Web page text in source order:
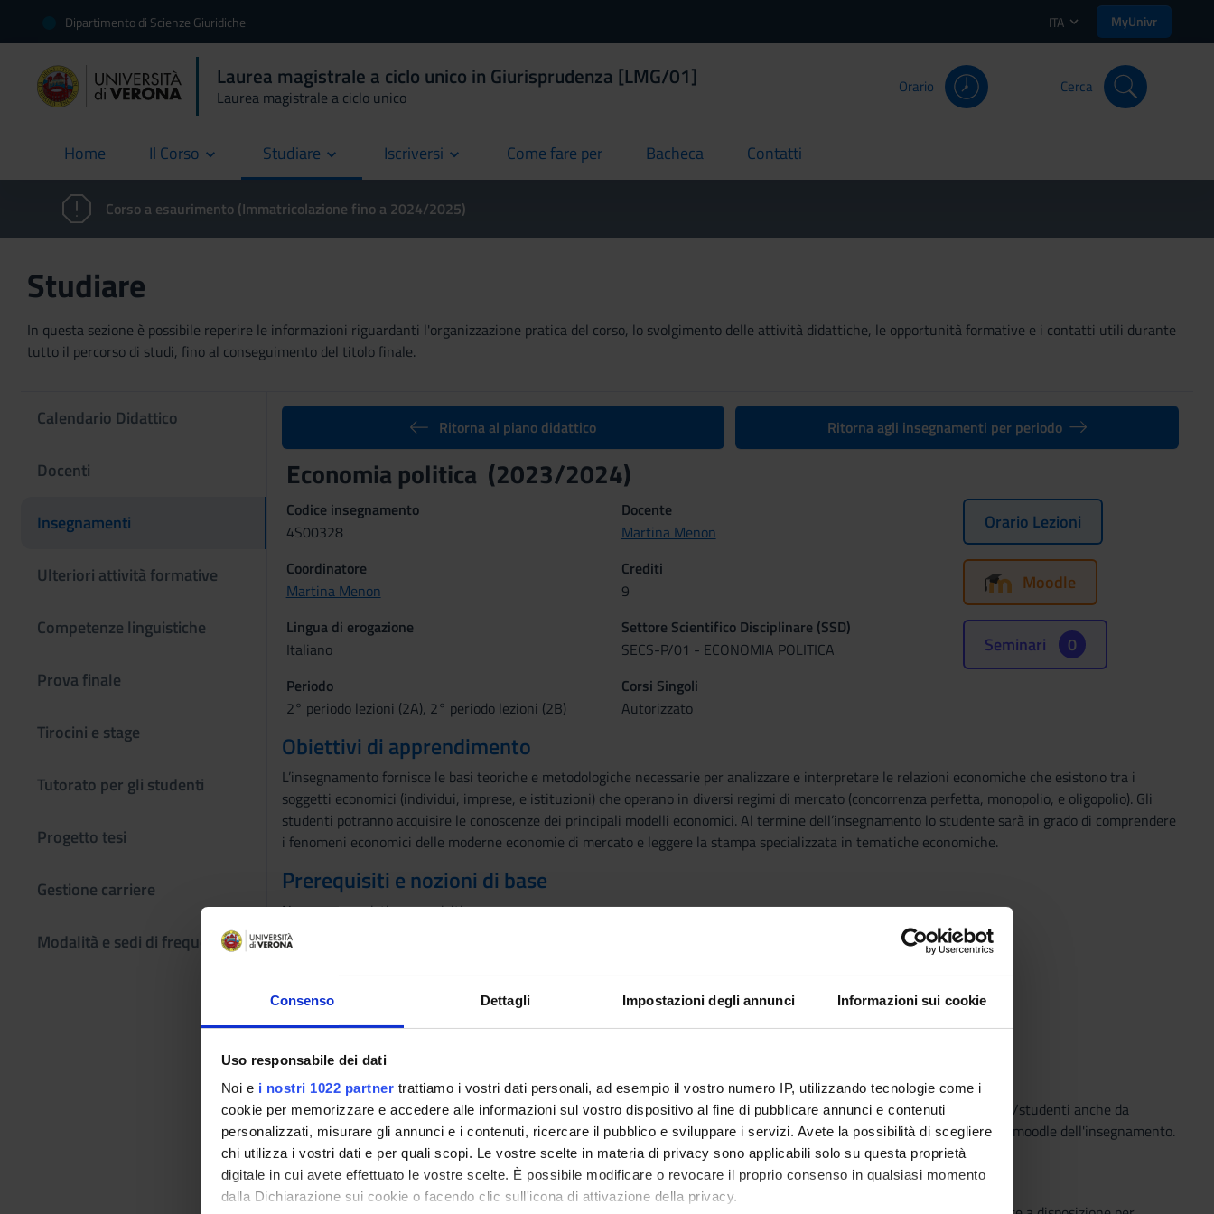
Consenso Dettagli Impostazioni degli annunci Informazioni sui cookie
Uso responsabile dei dati
Noi e i nostri 1022 partner trattiamo i vostri dati personali, ad esempio il vostro numero IP, utilizzando tecnologie come i
cookie per memorizzare e accedere alle informazioni sul vostro dispositivo al fine di pubblicare annunci e contenuti
personalizzati, misurare gli annunci e i contenuti, ricercare il pubblico e sviluppare i servizi. Avete la possibilità di scegliere
chi utilizza i vostri dati e per quali scopi. Le vostre scelte in materia di privacy sono applicabili solo su questa proprietà
digitale in cui avete effettuato le vostre scelte. È possibile modificare o revocare il proprio consenso in qualsiasi momento
dalla Dichiarazione sui cookie o facendo clic sull'icona di attivazione della privacy.
Dipartimento di Scienze Giuridiche ITA MyUnivr
Laurea magistrale a ciclo unico in Giurisprudenza [LMG/01]
Laurea magistrale a ciclo unico
Orario Cerca
Home
current Il Corso Studiare Iscriversi Come fare per
current Bacheca
current Contatti
current
Corso a esaurimento (Immatricolazione fino a 2024/2025)
Studiare
In questa sezione è possibile reperire le informazioni riguardanti l'organizzazione pratica del corso, lo svolgimento delle attività didattiche, le opportunità formative e i contatti utili durante
tutto il percorso di studi, fino al conseguimento del titolo finale.
Calendario Didattico
Docenti
Insegnamenti
Ulteriori attività formative
Competenze linguistiche
Prova finale
Tirocini e stage
Tutorato per gli studenti
Progetto tesi
Gestione carriere
Modalità e sedi di frequenza
Ritorna al piano didattico Ritorna agli insegnamenti per periodo
Economia politica (2023/2024)
Codice insegnamento
4S00328
Docente
Martina Menon
Coordinatore
Martina Menon
Crediti
9
Lingua di erogazione
Italiano
Settore Scientifico Disciplinare (SSD)
SECS-P/01 - ECONOMIA POLITICA
Periodo
2° periodo lezioni (2A), 2° periodo lezioni (2B)
Corsi Singoli
Autorizzato
Orario Lezioni
Moodle
Seminari 0
Obiettivi di apprendimento
L’insegnamento fornisce le basi teoriche e metodologiche necessarie per analizzare e interpretare le relazioni economiche che esistono tra i
soggetti economici (individui, imprese, e istituzioni) che operano in diversi regimi di mercato (concorrenza perfetta, monopolio, e oligopolio). Gli
studenti potranno acquisire le conoscenze dei principali modelli economici. Al termine dell’insegnamento lo studente sarà in grado di comprendere
i fenomeni economici delle moderne economie di mercato e leggere la stampa specializzata in tematiche economiche.
Prerequisiti e nozioni di base
Non sono previsti prerequisiti.
Programma
L'insegnamento prevede seguenti argomenti:
Teoria del consumo
Teoria della produzione
Fallimenenti del mercato: le esternalità e soluzioni
Si consiglia di consultare la pagine e-learning dell'insegnamento per maggiori dettagli.
Le lezioni, nel rispetto delle linee guida di Ateneo, saranno tenute in presenza e fruibili da parte delle/degli studentesse/studenti anche da
remoto, in diretta streaming tramite link zoom. La registrazione di ciascuna lezione sarà inoltre pubblicata sulla pagina moodle dell'insegnamento.
Bibliografia